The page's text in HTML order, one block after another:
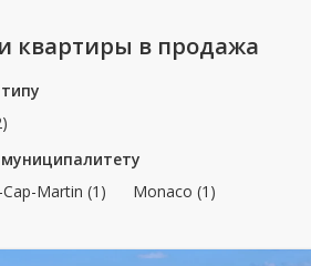
квартиры в продажа
Martin (1)
Monaco (1)